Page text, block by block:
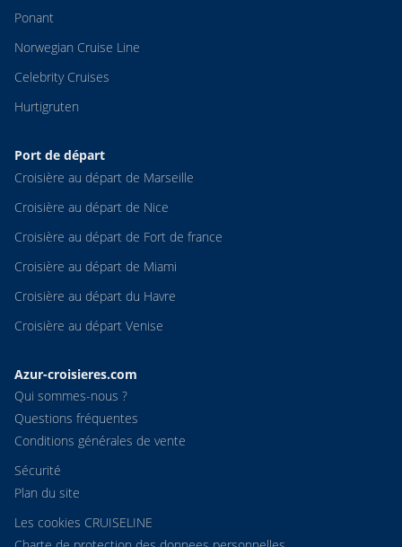
Ponant
Norwegian Cruise Line
Celebrity Cruises
Hurtigruten
Port de départ
Croisière au départ de Marseille
Croisière au départ de Nice
Croisière au départ de Fort de france
Croisière au départ de Miami
Croisière au départ du Havre
Croisière au départ Venise
Azur-croisieres.com
Qui sommes-nous ?
Questions fréquentes
Conditions générales de vente
Sécurité
Plan du site
Les cookies CRUISELINE